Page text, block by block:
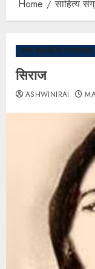
Home साहित्य
अन्य भाषाओं के साहित्यकार
सिराज
ASHWINIRAI